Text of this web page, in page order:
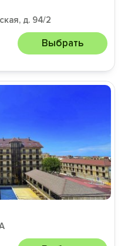
д. 94/2
Выбрать